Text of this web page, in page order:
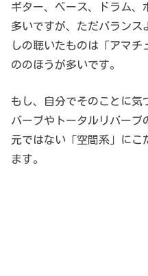
ギター、ベース、ドラム、
多いですが、ただバランス
しの聴いたものは「アマチ
ののほうが多いです。
もし、自分でそのことに気
バーブやトータルリバーブ
元ではない「空間系」にこ
ます。